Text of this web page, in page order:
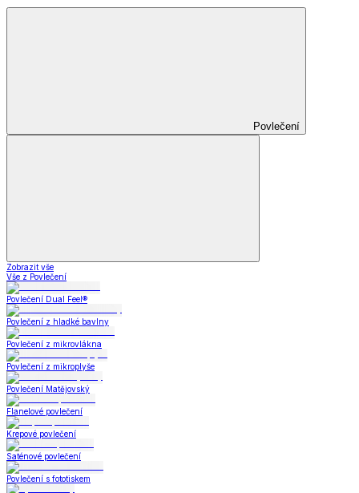
Povlečení
Zobrazit vše
Vše z Povlečení
Povlečení Dual Feel®
Povlečení z hladké bavlny
Povlečení z mikrovlákna
Povlečení z mikroplyše
Povlečení Matějovský
Flanelové povlečení
Krepové povlečení
Saténové povlečení
Povlečení s fototiskem